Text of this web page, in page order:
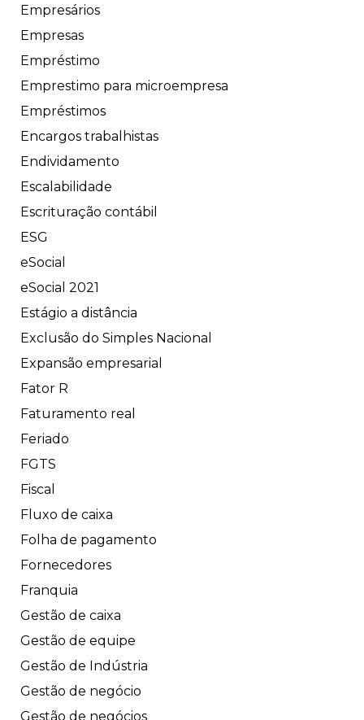
Empresários
Empresas
Empréstimo
Emprestimo para microempresa
Empréstimos
Encargos trabalhistas
Endividamento
Escalabilidade
Escrituração contábil
ESG
eSocial
eSocial 2021
Estágio a distância
Exclusão do Simples Nacional
Expansão empresarial
Fator R
Faturamento real
Feriado
FGTS
Fiscal
Fluxo de caixa
Folha de pagamento
Fornecedores
Franquia
Gestão de caixa
Gestão de equipe
Gestão de Indústria
Gestão de negócio
Gestão de negócios